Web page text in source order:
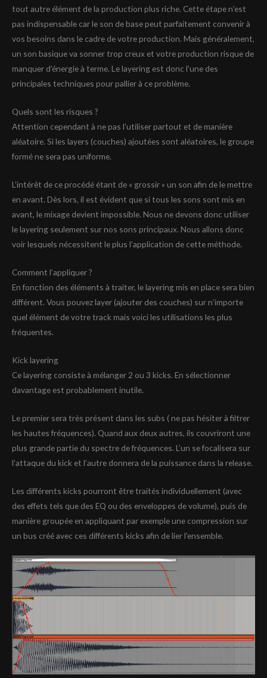
tout autre élément de la production plus riche. Cette étape n’est
pas indispensable car le son de base peut parfaitement convenir à
vos besoins dans le cadre de votre production. Mais généralement,
un son basique va sonner trop creux et votre production risque de
manquer d’énergie à terme. Le layering est donc l’une des
principales techniques pour pallier à ce problème.
Quels sont les risques ?
Attention cependant à ne pas l’utiliser partout et de manière
aléatoire. Si les layers (couches) ajoutées sont aléatoires, le groupe
formé ne sera pas uniforme.
L’intérêt de ce procédé étant de « grossir » un son afin de le mettre
en avant. Dès lors, il est évident que si tous les sons sont mis en
avant, le mixage devient impossible. Nous ne devons donc utiliser
le layering seulement sur nos sons principaux. Nous allons donc
voir lesquels nécessitent le plus l’application de cette méthode.
Comment l’appliquer ?
En fonction des éléments à traiter, le layering mis en place sera bien
différent. Vous pouvez layer (ajouter des couches) sur n’importe
quel élément de votre track mais voici les utilisations les plus
fréquentes.
Kick layering
Ce layering consiste à mélanger 2 ou 3 kicks. En sélectionner
davantage est probablement inutile.
Le premier sera très présent dans les subs ( ne pas hésiter à filtrer
les hautes fréquences). Quand aux deux autres, ils couvriront une
plus grande partie du spectre de fréquences. L’un se focalisera sur
l’attaque du kick et l’autre donnera de la puissance dans la release.
Les différents kicks pourront être traités individuellement (avec
des effets tels que des EQ ou des enveloppes de volume), puis de
manière groupée en appliquant par exemple une compression sur
un bus créé avec ces différents kicks afin de lier l’ensemble.